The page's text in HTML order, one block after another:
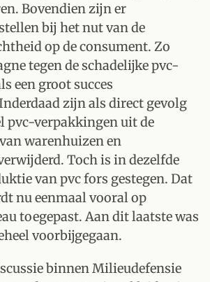
Bovendien zijn er
bij het nut van de
op de consument. Zo
tegen de schadelijke pvc-
een groot succes
zijn als direct gevolg
pvc-verpakkingen uit de
warenhuizen en
Toch is in dezelfde
van pvc fors gestegen. Dat
nu eenmaal vooral op
toegepast. Aan dit laatste was
voorbijgegaan.
binnen Milieudefensie